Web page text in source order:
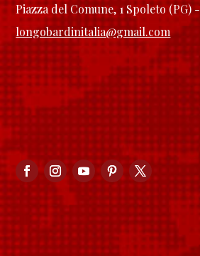
Piazza del Comune, 1 Spoleto (PG)
longobardinitalia@gmail.com